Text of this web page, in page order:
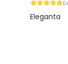
Eleganta